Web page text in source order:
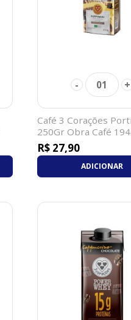
- 01 +
Café 3 Corações
250Gr Obra Café
R$ 27,90
ADICIONAR